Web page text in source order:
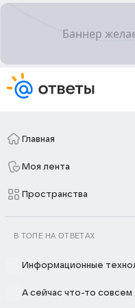
Главная
Моя лента
Пространства
В ТОПЕ НА ОТВЕТАХ
Информационные
А сейчас что-то совсем